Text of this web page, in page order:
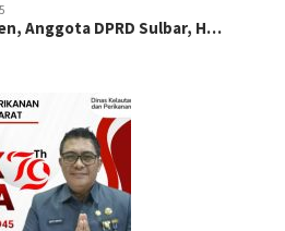
Anggota DPRD Sulbar, H…